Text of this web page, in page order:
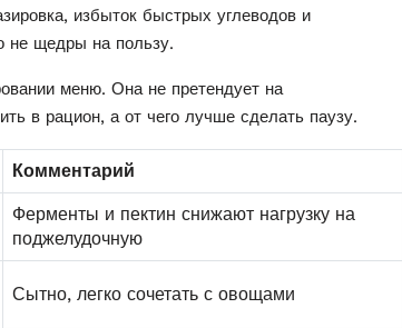
избыток быстрых углеводов и
не щедры на пользу.
меню. Она не претендует на
в рацион, а от чего лучше сделать паузу.
Комментарий
Ферменты и пектин снижают нагрузку на
поджелудочную
Сытно, легко сочетать с овощами